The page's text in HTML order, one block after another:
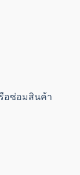
อซ่อมสินค้า